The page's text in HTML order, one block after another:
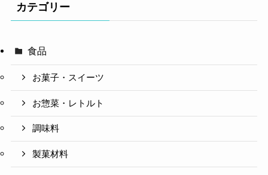
カテゴリー
食品
お菓子・スイーツ
お惣菜・レトルト
調味料
製菓材料